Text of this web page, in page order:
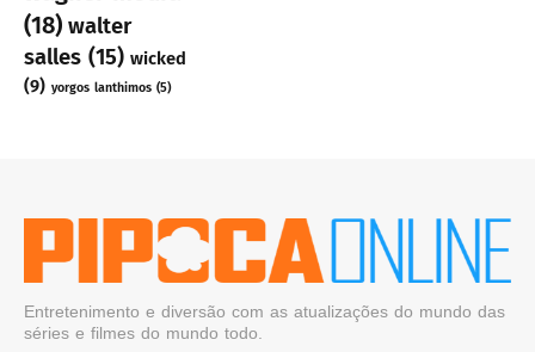
(18) walter
salles (15) wicked
(9) yorgos lanthimos (5)
Entretenimento e diversão com as atualizações do mundo das
séries e filmes do mundo todo.